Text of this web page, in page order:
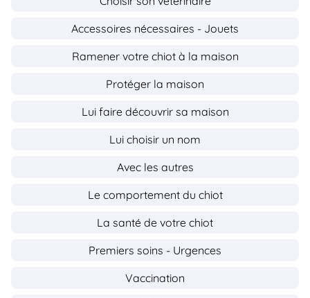
Accessoires nécessaires - Jouets
Ramener votre chiot à la maison
Protéger la maison
Lui faire découvrir sa maison
Lui choisir un nom
Avec les autres
Le comportement du chiot
La santé de votre chiot
Premiers soins - Urgences
Vaccination